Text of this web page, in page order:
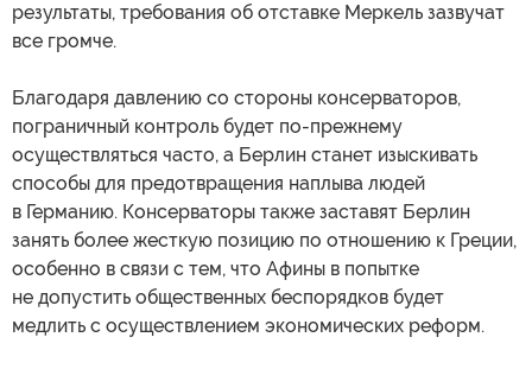
результаты, требования об отставке Меркель зазвучат
все громче.
Благодаря давлению со стороны консерваторов,
пограничный контроль будет по-прежнему
осуществляться часто, а Берлин станет изыскивать
способы для предотвращения наплыва людей
в Германию. Консерваторы также заставят Берлин
занять более жесткую позицию по отношению к Греции,
особенно в связи с тем, что Афины в попытке
не допустить общественных беспорядков будет
медлить с осуществлением экономических реформ.